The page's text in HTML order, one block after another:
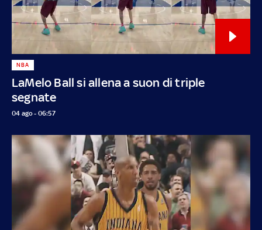
LaMelo Ball si allena a suon di triple
segnate
NBA
04 ago - 06:57